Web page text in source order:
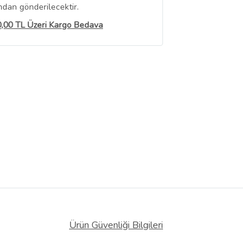
gönderilecektir.
TL Üzeri Kargo Bedava
Ürün Güvenliği Bilgileri